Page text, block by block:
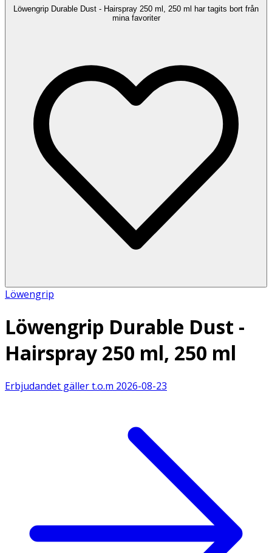
Löwengrip Durable Dust - Hairspray 250 ml, 250 ml har tagits bort från
mina favoriter
Löwengrip
Löwengrip Durable Dust -
Hairspray 250 ml, 250 ml
Erbjudandet gäller t.o.m 2026-08-23